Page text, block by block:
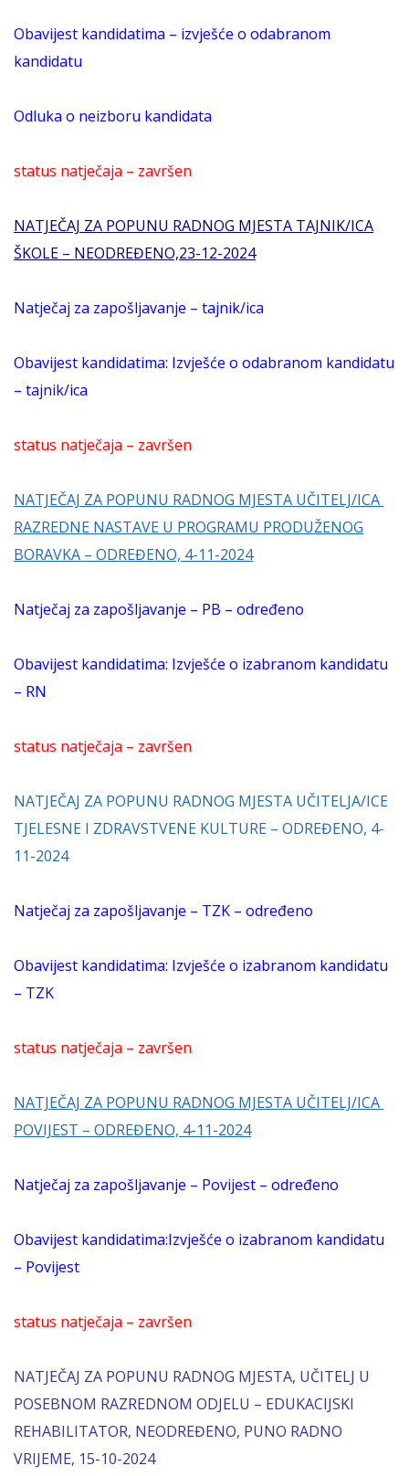
Obavijest kandidatima – izvješće o odabranom
kandidatu
Odluka o neizboru kandidata
status natječaja – završen
NATJEČAJ ZA POPUNU RADNOG MJESTA TAJNIK/ICA
ŠKOLE – NEODREĐENO,23-12-2024
Natječaj za zapošljavanje – tajnik/ica
Obavijest kandidatima: Izvješće o odabranom kandidatu
– tajnik/ica
status natječaja – završen
NATJEČAJ ZA POPUNU RADNOG MJESTA UČITELJ/ICA
RAZREDNE NASTAVE U PROGRAMU PRODUŽENOG
BORAVKA – ODREĐENO, 4-11-2024
Natječaj za zapošljavanje – PB – određeno
Obavijest kandidatima: Izvješće o izabranom kandidatu
– RN
status natječaja – završen
NATJEČAJ ZA POPUNU RADNOG MJESTA UČITELJA/ICE
TJELESNE I ZDRAVSTVENE KULTURE – ODREĐENO, 4-
11-2024
Natječaj za zapošljavanje – TZK – određeno
Obavijest kandidatima: Izvješće o izabranom kandidatu
– TZK
status natječaja – završen
NATJEČAJ ZA POPUNU RADNOG MJESTA UČITELJ/ICA
POVIJEST – ODREĐENO, 4-11-2024
Natječaj za zapošljavanje – Povijest – određeno
Obavijest kandidatima:Izvješće o izabranom kandidatu
– Povijest
status natječaja – završen
NATJEČAJ ZA POPUNU RADNOG MJESTA, UČITELJ U
POSEBNOM RAZREDNOM ODJELU – EDUKACIJSKI
REHABILITATOR, NEODREĐENO, PUNO RADNO
VRIJEME, 15-10-2024